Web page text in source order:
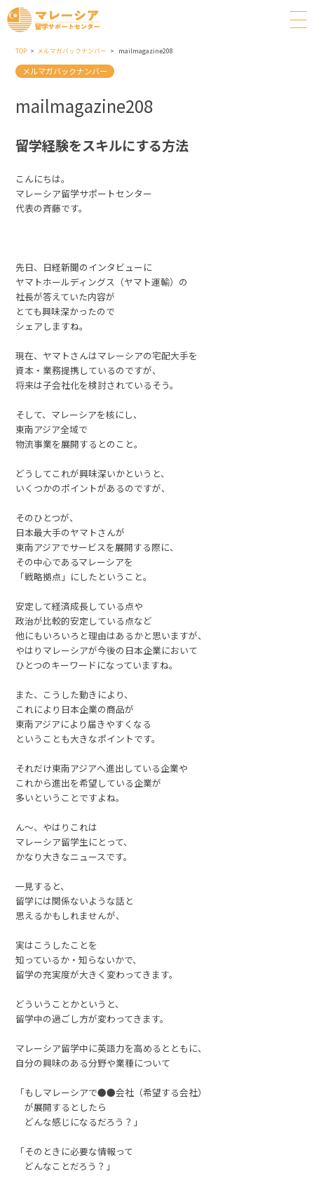
TOP メルマガバックナンバー mailmagazine208
メルマガバックナンバー
mailmagazine208
留学経験をスキルにする方法
こんにちは。
マレーシア留学サポートセンター
代表の斉藤です。
先日、日経新聞のインタビューに
ヤマトホールディングス（ヤマト運輸）の
社長が答えていた内容が
とても興味深かったので
シェアしますね。
現在、ヤマトさんはマレーシアの宅配大手を
資本・業務提携しているのですが、
将来は子会社化を検討されているそう。
そして、マレーシアを核にし、
東南アジア全域で
物流事業を展開するとのこと。
どうしてこれが興味深いかというと、
いくつかのポイントがあるのですが、
そのひとつが、
日本最大手のヤマトさんが
東南アジアでサービスを展開する際に、
その中心であるマレーシアを
「戦略拠点」にしたということ。
安定して経済成長している点や
政治が比較的安定している点など
他にもいろいろと理由はあるかと思いますが、
やはりマレーシアが今後の日本企業において
ひとつのキーワードになっていますね。
また、こうした動きにより、
これにより日本企業の商品が
東南アジアにより届きやすくなる
ということも大きなポイントです。
それだけ東南アジアへ進出している企業や
これから進出を希望している企業が
多いということですよね。
ん～、やはりこれは
マレーシア留学生にとって、
かなり大きなニュースです。
一見すると、
留学には関係ないような話と
思えるかもしれませんが、
実はこうしたことを
知っているか・知らないかで、
留学の充実度が大きく変わってきます。
どういうことかというと、
留学中の過ごし方が変わってきます。
マレーシア留学中に英語力を高めるとともに、
自分の興味のある分野や業種について
「もしマレーシアで●●会社（希望する会社）
が展開するとしたら
どんな感じになるだろう？」
「そのときに必要な情報って
どんなことだろう？」